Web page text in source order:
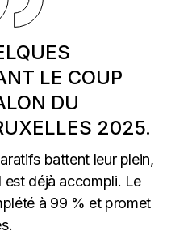
LE COUP
DU
2025.
battent leur plein,
est déjà accompli. Le
à 99 % et promet